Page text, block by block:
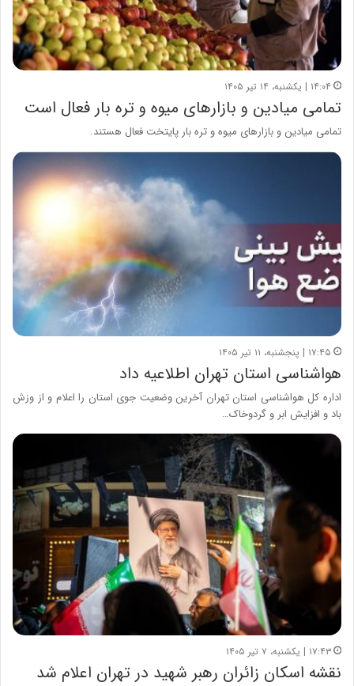
۱۴:۰۴ | یکشنبه، ۱۴ تیر ۱۴۰۵
تمامی میادین و بازارهای میوه و تره بار فعال است
تمامی میادین و بازارهای میوه و تره بار پایتخت فعال هستند.
۱۷:۴۵ | پنجشنبه، ۱۱ تیر ۱۴۰۵
هواشناسی استان تهران اطلاعیه داد
اداره کل هواشناسی استان تهران آخرین وضعیت جوی استان را اعلام و از وزش
باد و افزایش ابر و گردوخاک…
۱۷:۴۳ | یکشنبه، ۷ تیر ۱۴۰۵
نقشه اسکان زائران رهبر شهید در تهران اعلام شد